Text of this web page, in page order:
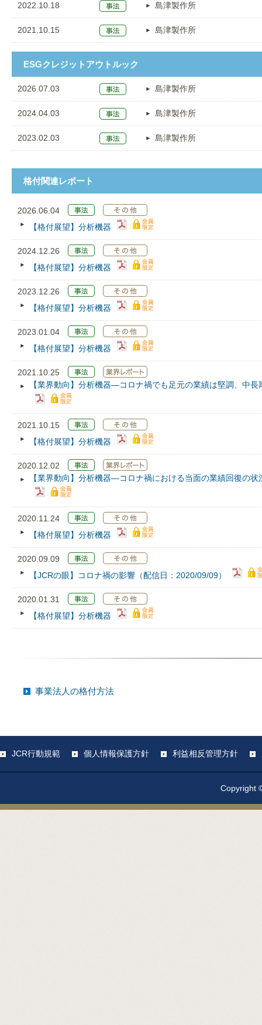
2022.10.18 島津製作所
2021.10.15 島津製作所
ESGクレジットアウトルック
2026.07.03 島津製作所
2024.04.03 島津製作所
2023.02.03 島津製作所
格付関連レポート
2026.06.04
【格付展望】分析機器
2024.12.26
【格付展望】分析機器
2023.12.26
【格付展望】分析機器
2023.01.04
【格付展望】分析機器
2021.10.25
【業界動向】分析機器―コロナ禍でも足元の業績は堅調、中
2021.10.15
【格付展望】分析機器
2020.12.02
【業界動向】分析機器―コロナ禍における当面の業績回復の
2020.11.24
【格付展望】分析機器
2020.09.09
【JCRの眼】コロナ禍の影響（配信日：2020/09/09）
2020.01.31
【格付展望】分析機器
事業法人の格付方法
JCR行動規範 個人情報保護方針 利益相反管理方針
Copyright